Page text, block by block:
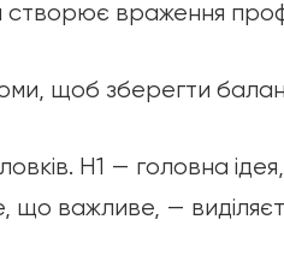
враження
щоб зберегти
H1 — головна
що важливе, —